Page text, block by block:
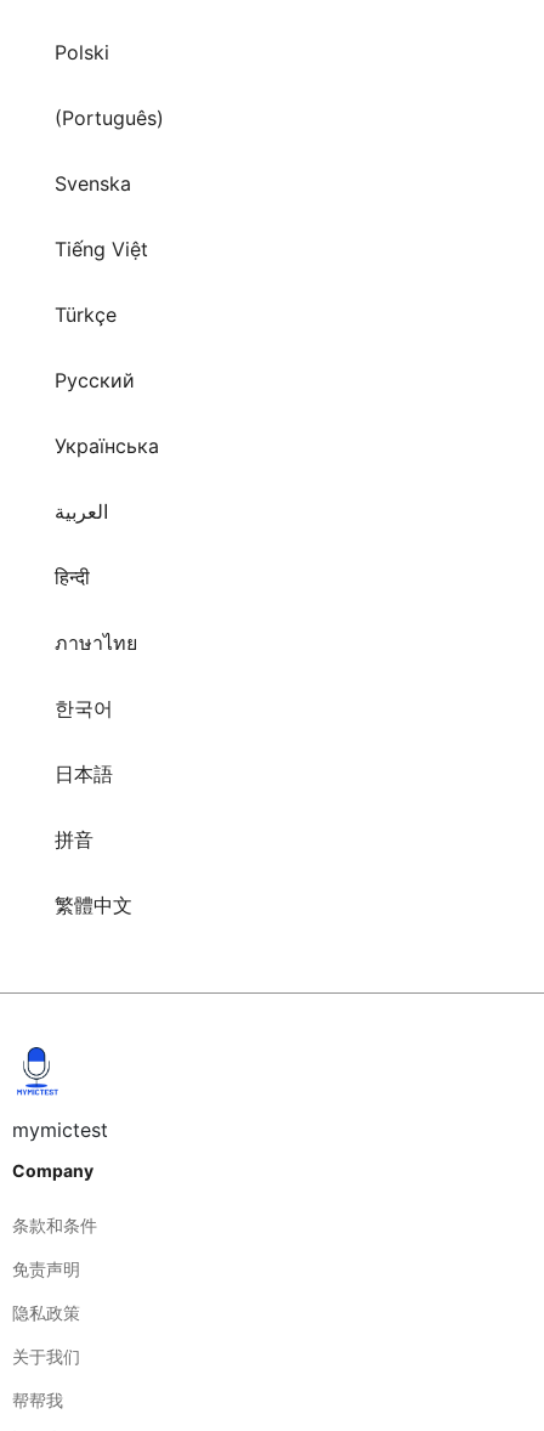
Polski
(Português)
Svenska
Tiếng Việt
Türkçe
Русский
Українська
العربية
हिन्दी
ภาษาไทย
한국어
日本語
拼音
繁體中文
mymictest
Company
条款和条件
免责声明
隐私政策
关于我们
帮帮我